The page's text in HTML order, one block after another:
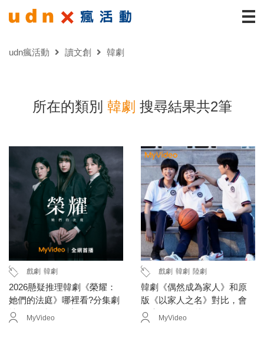
udn瘋活動 讀文創 韓劇
所在的類別 韓劇 搜尋結果共2筆
戲劇 韓劇
2026懸疑推理韓劇《榮耀：
她們的法庭》哪裡看?分集劇
情+開播時間、演員一次整理
MyVideo
戲劇 韓劇 陸劇
韓劇《偶然成為家人》和原
版《以家人之名》對比，會
是魔改還是超越？
MyVideo